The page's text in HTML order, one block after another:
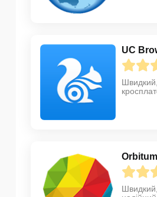
UC
Orbitum